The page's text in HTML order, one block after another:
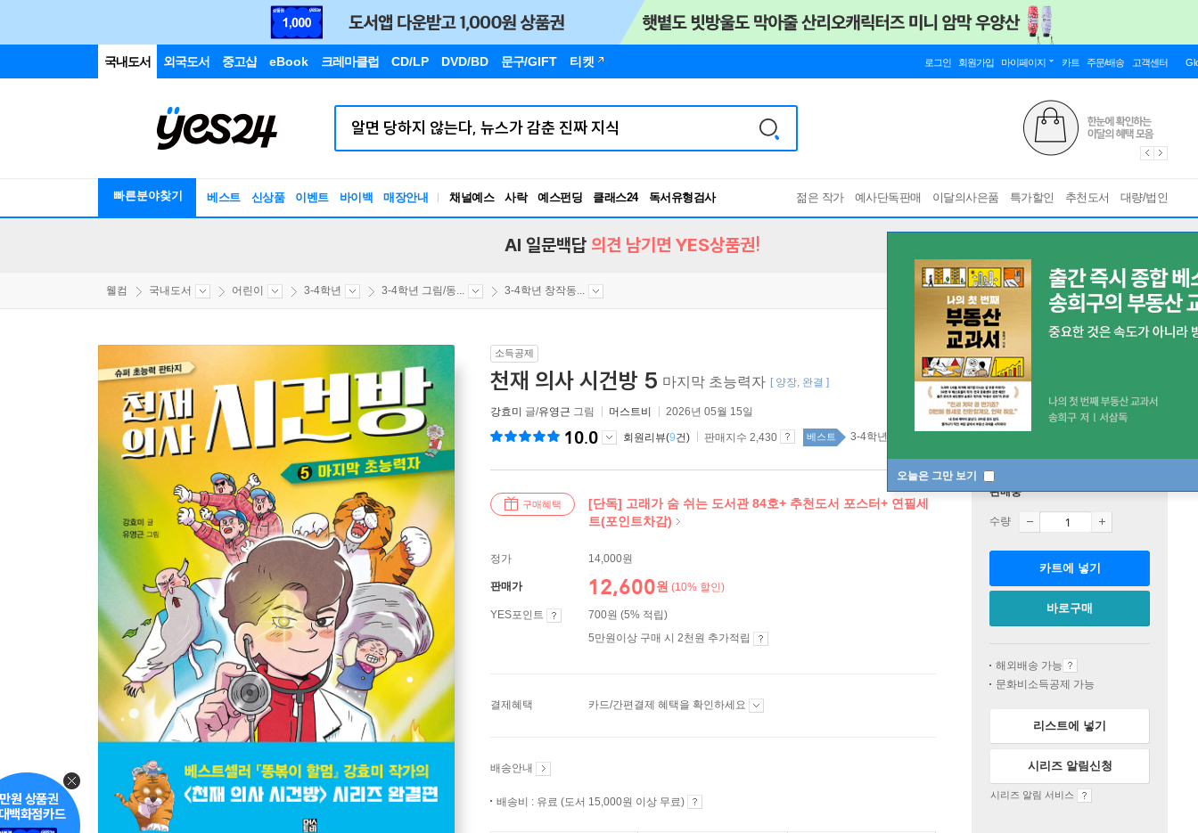
국내도서 외국도서 중고샵 eBook 크레마클럽 CD/LP DVD/BD 문구/GIFT 티켓 로그인 회원가입 마이페이지 카트 주문/배송 고객센터
빠른분야찾기 베스트 신상품 이벤트 바이백 매장안내 채널예스 사락 예스펀딩 클래스24
독서유형검사
RBTI Lab
젊은 작가 예사단독판매 이달의사은품 특가할인 추천도서 대량/법인
오늘은 그만 보기
AI 일문백답 의견 남기면 YES상품권!
웰컴 국내도서 어린이 3-4학년 3-4학년 그림/동... 3-4학년 창작동...
소득공제
천재 의사 시건방 5 마지막 초능력자 [ 양장, 완결 ]
강효미 글/유영근 그림 머스트비 2026년 05월 15일
10.0 회원리뷰(9건) 판매지수 2,430 베스트 3-4학년 top100 1주
구매혜택
[단독] 고래가 숨 쉬는 도서관 84호+ 추천도서 포스터+ 연필세
트(포인트차감)
정가 14,000원
판매가 12,600원 (10% 할인)
YES포인트
700원 (5% 적립)
5만원이상 구매 시 2천원 추가적립
결제혜택 카드/간편결제 혜택을 확인하세요
배송안내
배송비 : 유료 (도서 15,000원 이상 무료)
판매중
수량
카트에 넣기
바로구매
해외배송 가능
문화비소득공제 가능
리스트에 넣기
시리즈 알림신청
시리즈 알림 서비스